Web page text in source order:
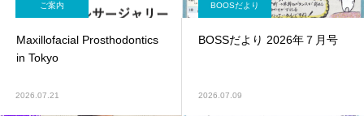
ご案内
Maxillofacial Prosthodontics
in Tokyo
2026.07.21
BOOSだより
BOSSだより 2026年７月号
2026.07.09